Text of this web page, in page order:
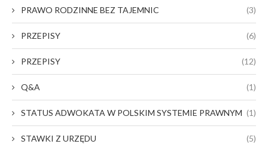
PRAWO RODZINNE BEZ TAJEMNIC (3)
PRZEPISY (6)
PRZEPISY (12)
Q&A (1)
STATUS ADWOKATA W POLSKIM SYSTEMIE PRAWNYM (1)
STAWKI Z URZĘDU (5)